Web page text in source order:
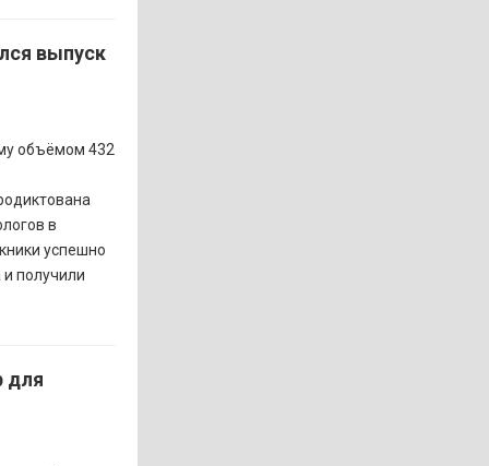
выпуск
объёмом 432
в
успешно
получили
для